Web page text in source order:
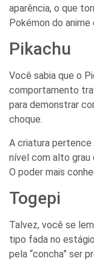
aparência, o que
Pokémon do
Pikachu
Você sabia que o
comportamento
para demonstrar
choque.
A criatura
nível com alto grau
O poder mais
Togepi
Talvez, você se
tipo fada no
pela “concha” ser